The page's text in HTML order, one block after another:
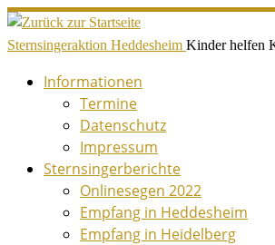
Zum
Inhalt
Sternsingeraktion Heddesheim Kinder helfen
Informationen
Termine
Datenschutz
Impressum
Sternsingerberichte
Onlinesegen 2022
Empfang in Heddesheim
Empfang in Heidelberg